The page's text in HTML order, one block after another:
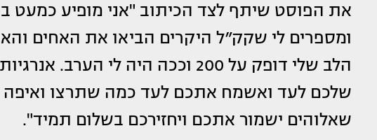
את הפוסט שיתף לצד הכיתוב "אני מופיע כמעט
ומספרים לי שקק״ל היקרים הביאו את האחים
הלב שלי דופק על 200 וככה היה
שלכם לעד ואשמח אתכם לעד כמה שתרצו
שאלוהים ישמור אתכם ויחזירכם בשלום תמיד".